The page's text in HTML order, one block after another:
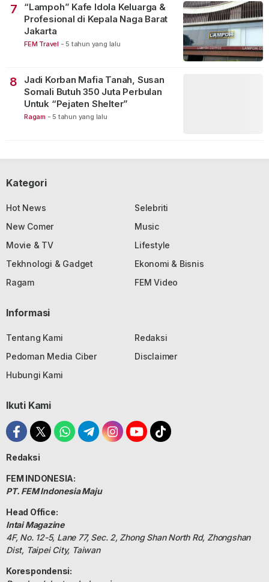
7
“Lampoh” Kafe Idola Keluarga &
Profesional di Kepala Naga Barat
Jakarta
FEM Travel - 5 tahun yang lalu
8
Jadi Korban Mafia Tanah, Susan
Somali Butuh 350 Juta Perbulan
Untuk “Pejaten Shelter”
Ragam - 5 tahun yang lalu
Kategori
Hot News
Selebriti
New Comer
Music
Movie & TV
Lifestyle
Tekhnologi & Gadget
Ekonomi & Bisnis
Ragam
FEM Video
Informasi
Tentang Kami
Redaksi
Pedoman Media Ciber
Disclaimer
Hubungi Kami
Ikuti Kami
Redaksi
FEM INDONESIA:
PT. FEM Indonesia Maju
Head Office:
Intai Magazine
4F, No. 12-5, Lane 77, Sec. 2, Zhong Shan North Rd, Zhongshan
Dist, Taipei City, Taiwan
Korespondensi: